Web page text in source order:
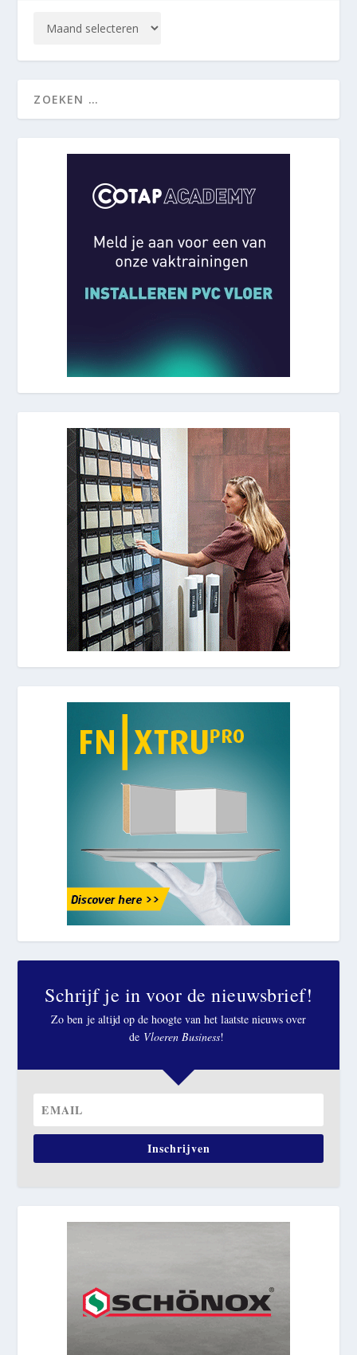
Schrijf je in voor de nieuwsbrief!
Zo ben je altijd op de hoogte van het laatste nieuws over
de Vloeren Business!
Inschrijven